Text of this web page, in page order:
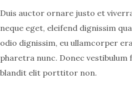
Duis auctor ornare justo et
neque eget, eleifend dignissim
odio dignissim, eu ullamcorper
pharetra nunc. Donec vestibulum
blandit elit porttitor non.